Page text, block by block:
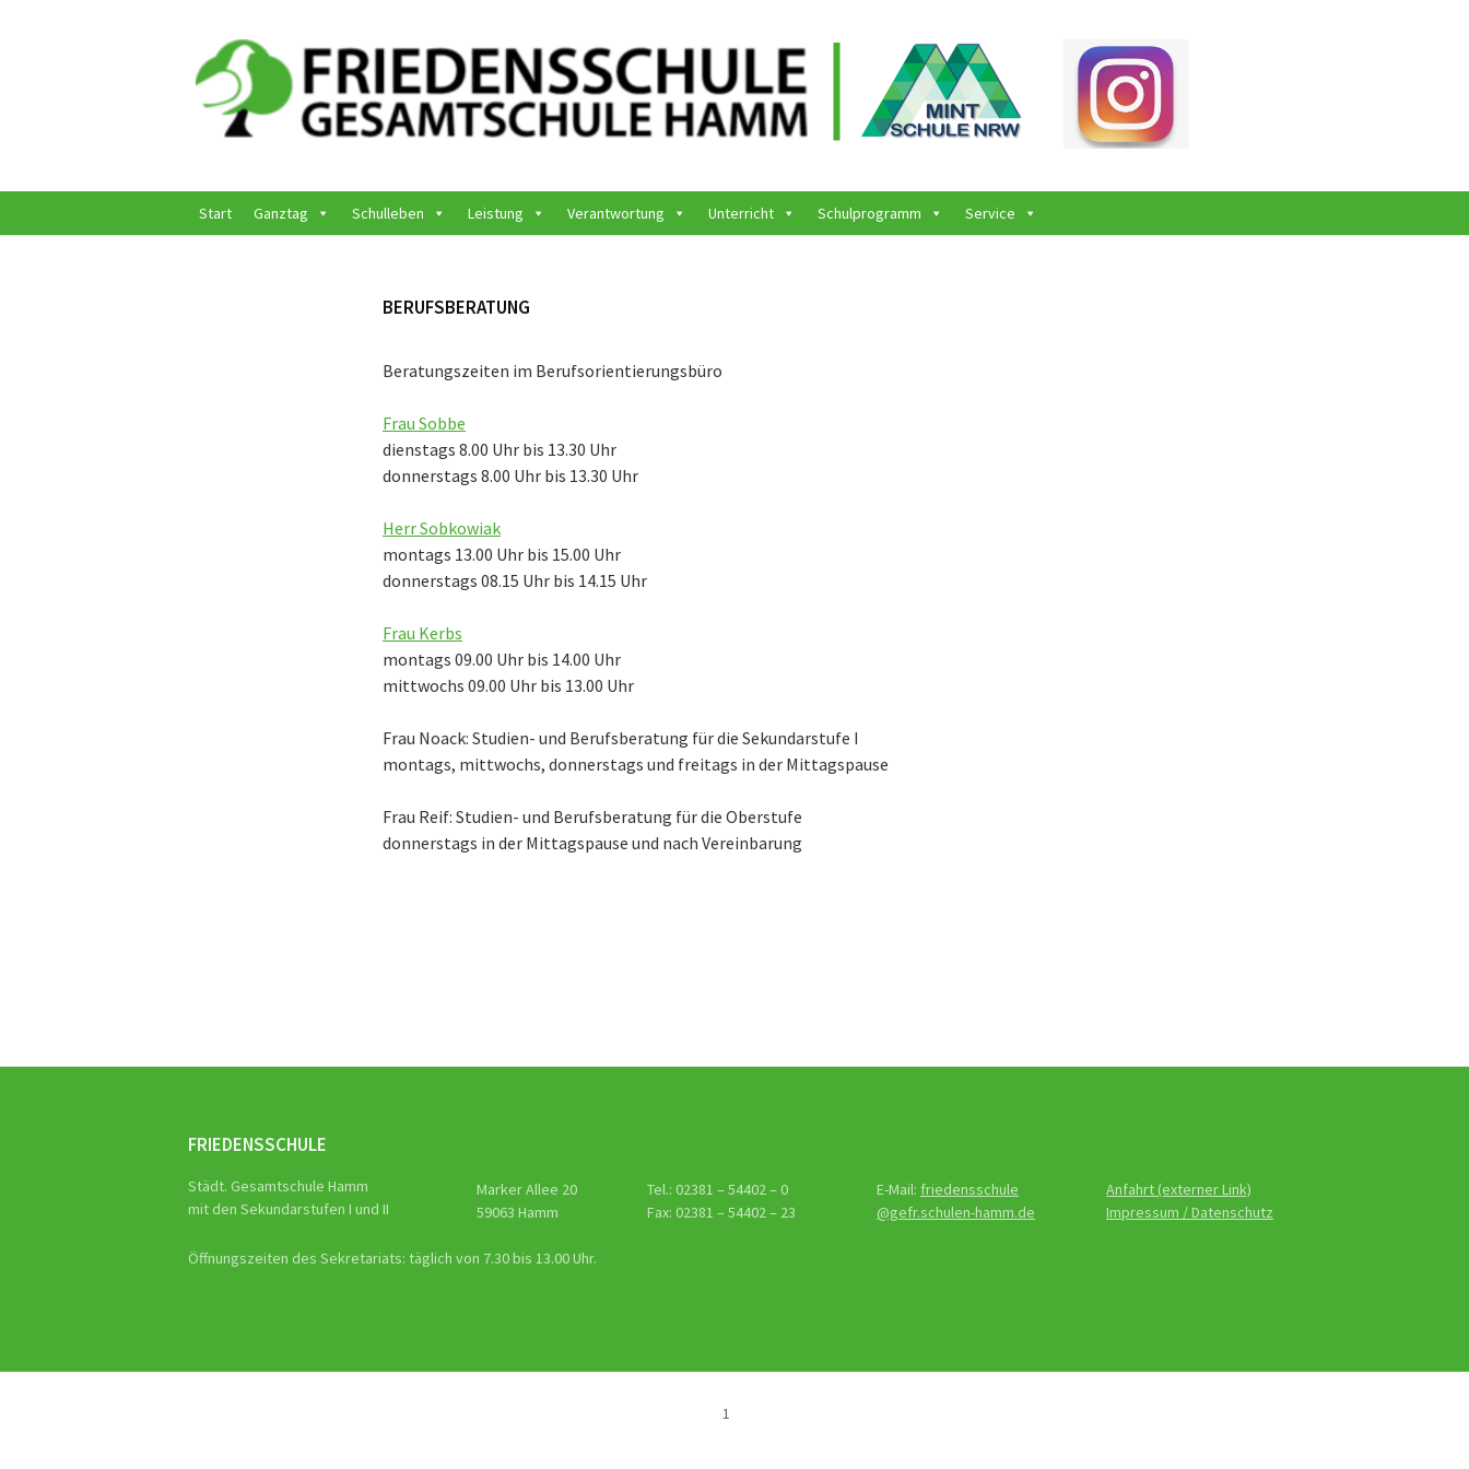
Start Ganztag Schulleben Leistung Verantwortung Unterricht Schulprogramm Service
BERUFSBERATUNG
Beratungszeiten im Berufsorientierungsbüro
Frau Sobbe
dienstags 8.00 Uhr bis 13.30 Uhr
donnerstags 8.00 Uhr bis 13.30 Uhr
Herr Sobkowiak
montags 13.00 Uhr bis 15.00 Uhr
donnerstags 08.15 Uhr bis 14.15 Uhr
Frau Kerbs
montags 09.00 Uhr bis 14.00 Uhr
mittwochs 09.00 Uhr bis 13.00 Uhr
Frau Noack: Studien- und Berufsberatung für die Sekundarstufe I
montags, mittwochs, donnerstags und freitags in der Mittagspause
Frau Reif: Studien- und Berufsberatung für die Oberstufe
donnerstags in der Mittagspause und nach Vereinbarung
FRIEDENSSCHULE
Städt. Gesamtschule Hamm
mit den Sekundarstufen I und II
Marker Allee 20
59063 Hamm
Tel.: 02381 – 54402 – 0
Fax: 02381 – 54402 – 23
E-Mail: friedensschule
@gefr.schulen-hamm.de
Anfahrt (externer Link)
Impressum / Datenschutz
Öffnungszeiten des Sekretariats: täglich von 7.30 bis 13.00 Uhr.
1